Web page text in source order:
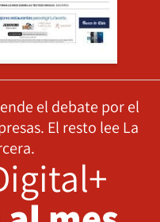
el debate por el
El resto lee La